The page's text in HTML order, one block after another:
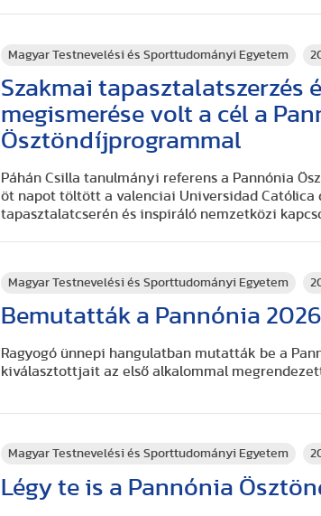
Magyar Testnevelési és Sporttudományi Egyetem
Szakmai tapasztalatszerzés
megismerése volt a cél a
Ösztöndíjprogrammal
Páhán Csilla tanulmányi referens a Pannónia
öt napot töltött a valenciai Universidad Católica
tapasztalatcserén és inspiráló nemzetközi
Magyar Testnevelési és Sporttudományi Egyetem
Bemutatták a Pannónia
Ragyogó ünnepi hangulatban mutatták be a
kiválasztottjait az első alkalommal
Magyar Testnevelési és Sporttudományi Egyetem
Légy te is a Pannónia